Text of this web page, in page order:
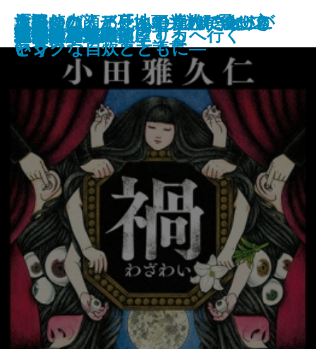
ドリトル先生アフリカへ行く
魔都シカモア
聖女の、遺産
重力アルケミック
最後の魔法
水─本の小説─
「読む力」と「地頭力」がいっき
に身につく 東大読書
ブルー ハワイ
可哀想な蠅
旅のつばくろ、ふたたび─飛び立
つ季節─
文庫電子書籍あり
禍
原田マハ、アートの達人に会いに
いく
遠い声、遠い部屋
連続殺人鬼の妻
夜が少女を探偵にする
文豪の花嫁
名探偵の顔が良い2―謎解きはジ
ャンクな自炊とともに―
戦慄
大好きな人、死んでくれてありが
とう
キツネ狩り